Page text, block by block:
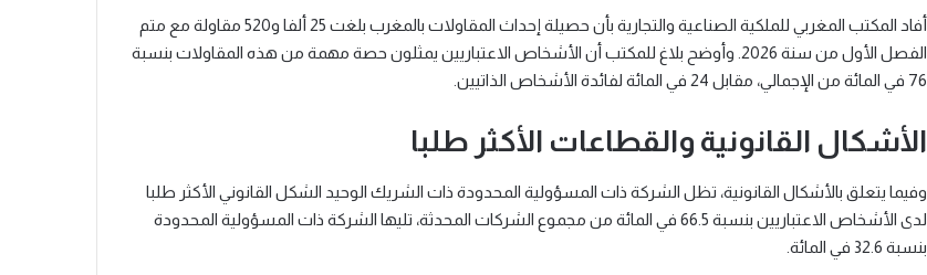
أفاد المكتب المغربي للملكية الصناعية والتجارية بأن حصيلة إحداث المقاولات بالمغرب بلغت 25 ألفا و520 مقاولة مع متم
الفصل الأول من سنة 2026. وأوضح بلاغ للمكتب أن الأشخاص الاعتباريين يمثلون حصة مهمة من هذه المقاولات بنسبة
76 في المائة من الإجمالي، مقابل 24 في المائة لفائدة الأشخاص الذاتيين.
الأشكال القانونية والقطاعات الأكثر طلبا
وفيما يتعلق بالأشكال القانونية، تظل الشركة ذات المسؤولية المحدودة ذات الشريك الوحيد الشكل القانوني الأكثر طلبا
لدى الأشخاص الاعتباريين بنسبة 66.5 في المائة من مجموع الشركات المحدثة، تليها الشركة ذات المسؤولية المحدودة
بنسبة 32.6 في المائة.